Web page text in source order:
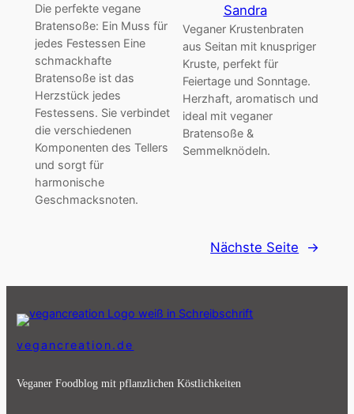
Die perfekte vegane
Bratensoße: Ein Muss für
jedes Festessen Eine
schmackhafte
Bratensoße ist das
Herzstück jedes
Festessens. Sie verbindet
die verschiedenen
Komponenten des Tellers
und sorgt für
harmonische
Geschmacksnoten.
Sandra
Veganer Krustenbraten
aus Seitan mit knuspriger
Kruste, perfekt für
Feiertage und Sonntage.
Herzhaft, aromatisch und
ideal mit veganer
Bratensoße &
Semmelknödeln.
Nächste Seite →
vegancreation.de
Veganer Foodblog mit pflanzlichen Köstlichkeiten